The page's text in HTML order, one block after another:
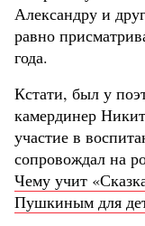
Александру и
равно
года.
Кстати, был у
камердинер
участие в
сопровождал на
Чему учит
Пушкиным для